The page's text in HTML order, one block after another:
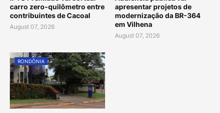
carro zero-quilômetro entre
contribuintes de Cacoal
August 07, 2026
apresentar projetos de
modernização da BR-364
em Vilhena
August 07, 2026
RONDÔNIA